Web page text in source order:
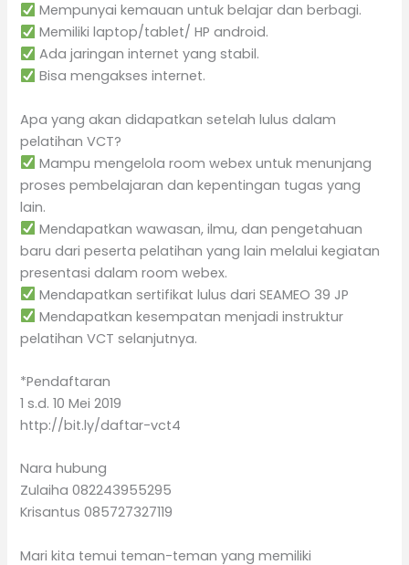
Mempunyai kemauan untuk belajar dan berbagi.
Memiliki laptop/tablet/ HP android.
Ada jaringan internet yang stabil.
Bisa mengakses internet.
Apa yang akan didapatkan setelah lulus dalam
pelatihan VCT?
Mampu mengelola room webex untuk menunjang
proses pembelajaran dan kepentingan tugas yang
lain.
Mendapatkan wawasan, ilmu, dan pengetahuan
baru dari peserta pelatihan yang lain melalui kegiatan
presentasi dalam room webex.
Mendapatkan sertifikat lulus dari SEAMEO 39 JP
Mendapatkan kesempatan menjadi instruktur
pelatihan VCT selanjutnya.
*Pendaftaran
1 s.d. 10 Mei 2019
http://bit.ly/daftar-vct4
Nara hubung
Zulaiha 082243955295
Krisantus 085727327119
Mari kita temui teman-teman yang memiliki